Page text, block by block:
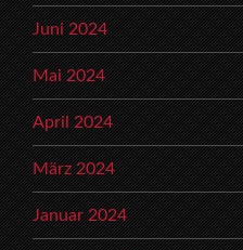
Juni 2024
Mai 2024
April 2024
März 2024
Januar 2024